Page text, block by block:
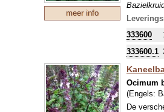
meer info
bereiding
333600
333600.1
Ocimum
(Engels:
De